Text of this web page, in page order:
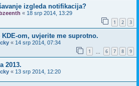
izgleda notifikacija?
« 18 srp 2014, 13:29
1 2 3
om, uvjerite me suprotno.
« 14 srp 2014, 07:34
1 6 7 8 9
2013.
« 13 srp 2014, 12:20